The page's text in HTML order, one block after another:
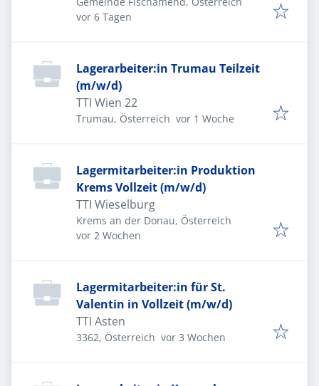
Veröffentlicht
vor 6 Tagen
Lagerarbeiter:in Trumau Teilzeit
(m/w/d)
TTI Wien 22
Trumau, Österreich Veröffentlicht
vor 1 Woche
Lagermitarbeiter:in Produktion
Krems Vollzeit (m/w/d)
TTI Wieselburg
Krems an der Donau, Österreich
Veröffentlicht:
vor 2 Wochen
Lagermitarbeiter:in für St.
Valentin in Vollzeit (m/w/d)
TTI Asten
3362, Österreich Veröffentlicht:
vor 3 Wochen